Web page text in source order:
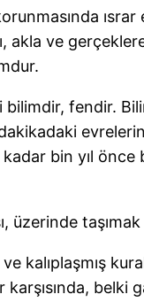
akla ve
fendir.
dakikadaki
bin yıl